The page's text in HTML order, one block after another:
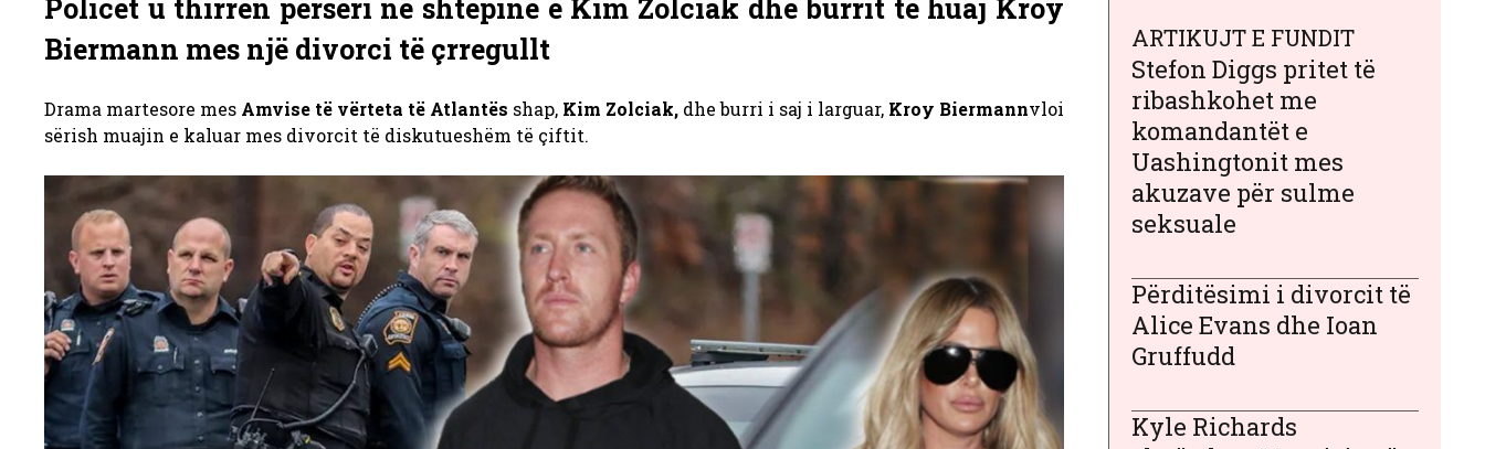
Policët u thirrën përsëri në shtëpinë e Kim Zolciak dhe burrit të huaj Kroy
Biermann mes një divorci të çrregullt
Drama martesore mes Amvise të vërteta të Atlantës shap, Kim Zolciak, dhe burri i saj i larguar, Kroy Biermannvloi
sërish muajin e kaluar mes divorcit të diskutueshëm të çiftit.
ARTIKUJT E FUNDIT
Stefon Diggs pritet të
ribashkohet me
komandantët e
Uashingtonit mes
akuzave për sulme
seksuale
Përditësimi i divorcit të
Alice Evans dhe Ioan
Gruffudd
Kyle Richards